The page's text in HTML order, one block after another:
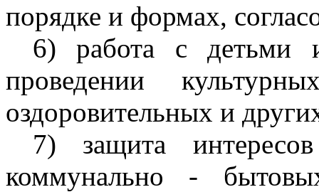
порядке и формах,
6) работа с детьми
проведении
оздоровительных и
7) защита
коммунально -